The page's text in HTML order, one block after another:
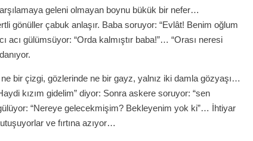
geleni olmayan boynu bükük bir nefer…
gönüller çabuk anlaşır. Baba soruyor: “Evlât! Benim oğlum
acı gülümsüyor: “Orda kalmıştır baba!”… “Orası neresi
ne bir çizgi, gözlerinde ne bir gayz, yalnız iki damla gözyaşı…
kızım gidelim” diyor: Sonra askere soruyor: “sen
“Nereye gelecekmişim? Bekleyenim yok ki”… İhtiyar
ve fırtına azıyor…